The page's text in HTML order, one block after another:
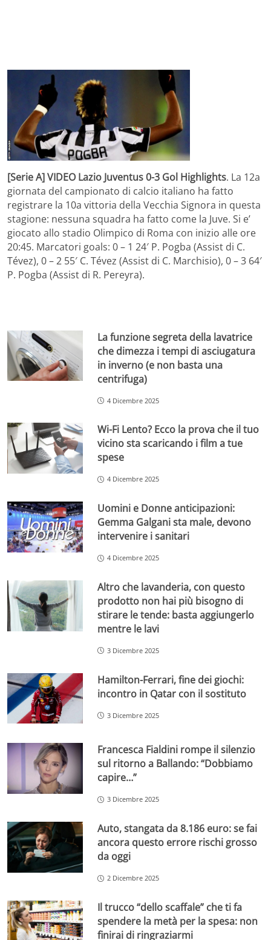
[Serie A] VIDEO Lazio Juventus 0-3 Gol Highlights. La 12a
giornata del campionato di calcio italiano ha fatto
registrare la 10a vittoria della Vecchia Signora in questa
stagione: nessuna squadra ha fatto come la Juve. Si e’
giocato allo stadio Olimpico di Roma con inizio alle ore
20:45. Marcatori goals: 0 – 1 24′ P. Pogba (Assist di C.
Tévez), 0 – 2 55′ C. Tévez (Assist di C. Marchisio), 0 – 3 64′
P. Pogba (Assist di R. Pereyra).
La funzione segreta della lavatrice
che dimezza i tempi di asciugatura
in inverno (e non basta una
centrifuga)
4 Dicembre 2025
Wi-Fi Lento? Ecco la prova che il tuo
vicino sta scaricando i film a tue
spese
4 Dicembre 2025
Uomini e Donne anticipazioni:
Gemma Galgani sta male, devono
intervenire i sanitari
4 Dicembre 2025
Altro che lavanderia, con questo
prodotto non hai più bisogno di
stirare le tende: basta aggiungerlo
mentre le lavi
3 Dicembre 2025
Hamilton-Ferrari, fine dei giochi:
incontro in Qatar con il sostituto
3 Dicembre 2025
Francesca Fialdini rompe il silenzio
sul ritorno a Ballando: “Dobbiamo
capire…”
3 Dicembre 2025
Auto, stangata da 8.186 euro: se fai
ancora questo errore rischi grosso
da oggi
2 Dicembre 2025
Il trucco “dello scaffale” che ti fa
spendere la metà per la spesa: non
finirai di ringraziarmi